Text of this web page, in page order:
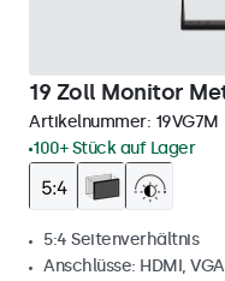
19 Zoll Monitor
Artikelnummer: 19VG7M
100+ Stück auf Lager
5:4 Seitenverhältnis
Anschlüsse: HDMI,